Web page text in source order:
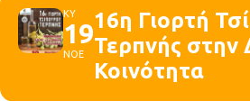
ΚΥ
19
ΝΟΕ
16η Γιορτή
Τερπνής στην
Κοινότητα